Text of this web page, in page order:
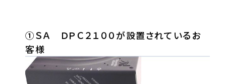
①ＳＡ ＤＰＣ２１００が設置されているお
客様